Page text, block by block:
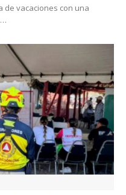
de vacaciones con una